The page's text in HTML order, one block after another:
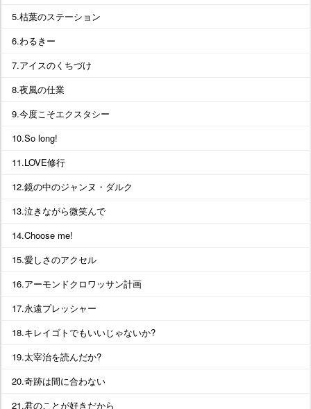
5.枯葉のステーション
6.わるきー
7.アイスのくちづけ
8.夜風の仕業
9.今度こそエクスタシー
10.So long!
11.LOVE修行
12.鏡の中のジャンヌ・ダルク
13.泣きながら微笑んで
14.Choose me!
15.愛しさのアクセル
16.アーモンドクロワッサン計画
17.永遠プレッシャー
18.キレイゴトでもいいじゃないか?
19.太宰治を読んだか?
20.奇跡は間に合わない
21.君のことが好きだから